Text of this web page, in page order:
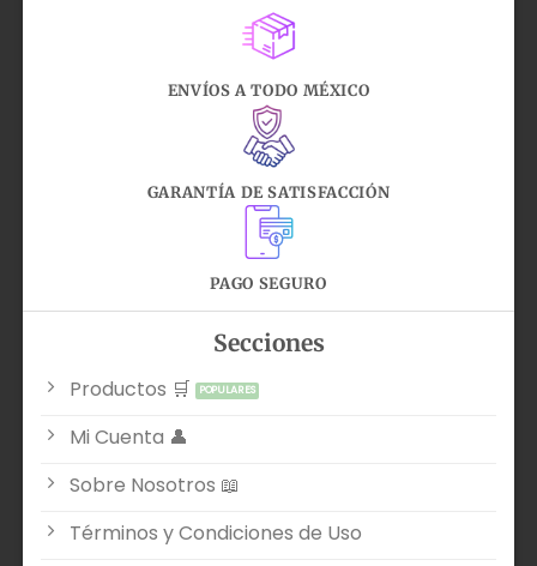
ENVÍOS A TODO MÉXICO
GARANTÍA DE SATISFACCIÓN
PAGO SEGURO
Secciones
Productos 🛒
Mi Cuenta 👤
Sobre Nosotros 📖
Términos y Condiciones de Uso